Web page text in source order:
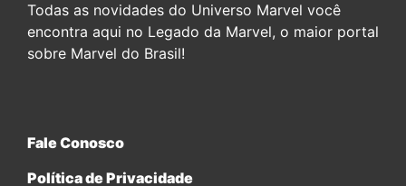
Todas as novidades do Universo Marvel você
encontra aqui no Legado da Marvel, o maior portal
sobre Marvel do Brasil!
Fale Conosco
Política de Privacidade